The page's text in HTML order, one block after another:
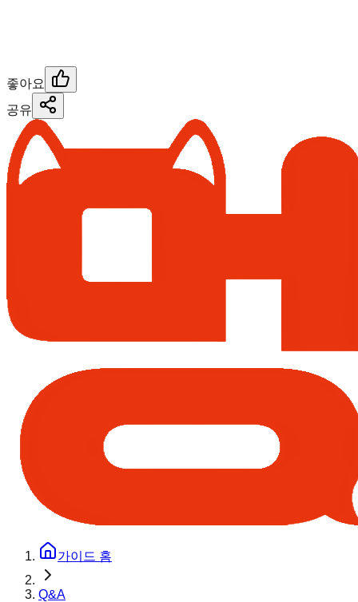
좋아요
공유
가이드 홈
Q&A